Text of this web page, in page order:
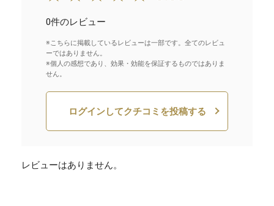
0件のレビュー
※こちらに掲載しているレビューは一部です。全てのレビュ
ーではありません。
※個人の感想であり、効果・効能を保証するものではありま
せん。
ログインしてクチコミを投稿する
レビューはありません。